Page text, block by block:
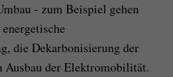
- zum Beispiel gehen
die Dekarbonisierung der
Ausbau der Elektromobilität.